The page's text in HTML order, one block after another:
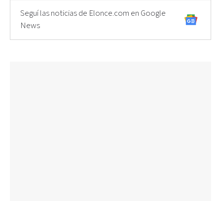
Seguí las noticias de Elonce.com en Google
News